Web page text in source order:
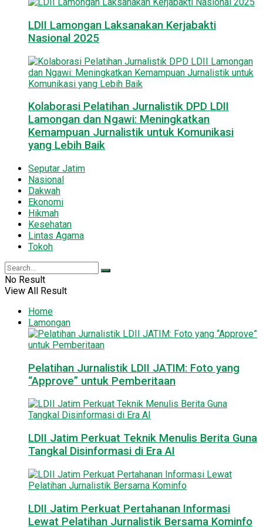
LDII Lamongan Laksanakan Kerjabakti
Nasional 2025
Kolaborasi Pelatihan Jurnalistik DPD LDII
Lamongan dan Ngawi: Meningkatkan
Kemampuan Jurnalistik untuk Komunikasi
yang Lebih Baik
Seputar Jatim
Nasional
Dakwah
Ekonomi
Hikmah
Kesehatan
Lintas Agama
Tokoh
No Result
View All Result
Home
Lamongan
Pelatihan Jurnalistik LDII JATIM: Foto yang
“Approve” untuk Pemberitaan
LDII Jatim Perkuat Teknik Menulis Berita Guna
Tangkal Disinformasi di Era AI
LDII Jatim Perkuat Pertahanan Informasi
Lewat Pelatihan Jurnalistik Bersama Kominfo